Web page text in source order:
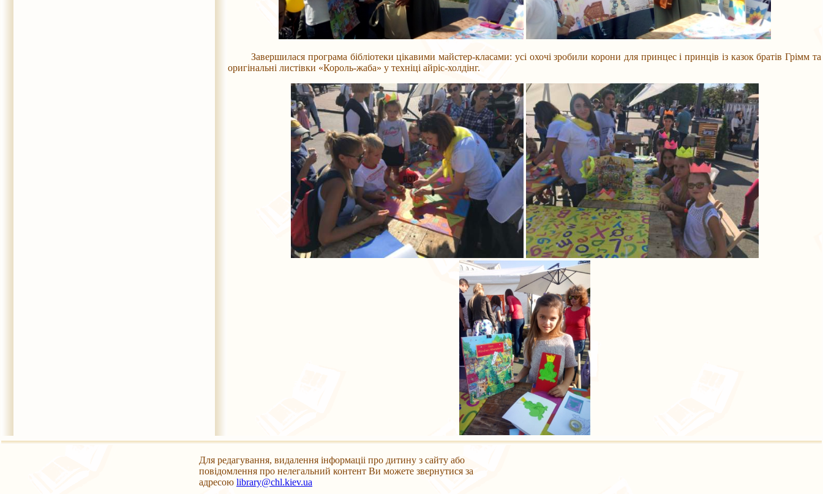
Завершилася програма бібліотеки цікавими майстер-класами: усі охочі зробили корони для принцес і принців із казок братів Грімм та
оригінальні листівки «Король-жаба» у техніці айріс-холдінг.
Для редагування, видалення інформаціі про дитину з сайту або
повідомлення про нелегальний контент Ви можете звернутися за
адресою library@chl.kiev.ua